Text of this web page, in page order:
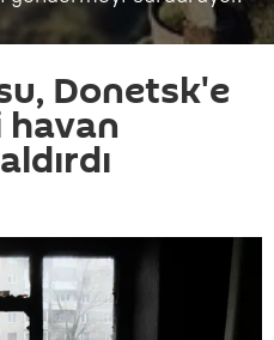
Donetsk'e
havan